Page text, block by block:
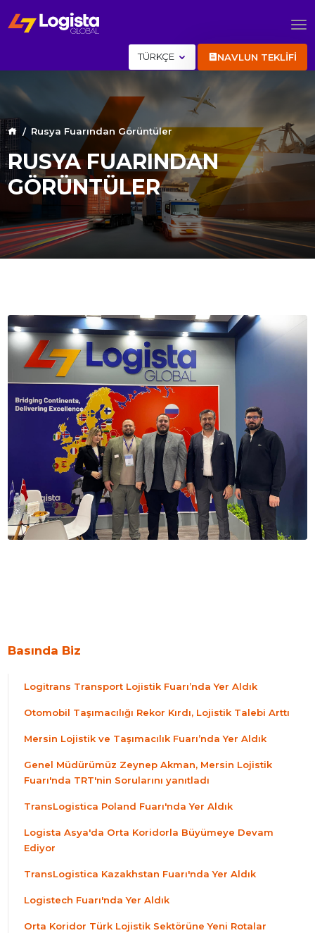
TÜRKÇE NAVLUN TEKLİFİ
Rusya Fuarından Görüntüler
RUSYA FUARINDAN
GÖRÜNTÜLER
Basında Biz
Logitrans Transport Lojistik Fuarı’nda Yer Aldık
Otomobil Taşımacılığı Rekor Kırdı, Lojistik Talebi Arttı
Mersin Lojistik ve Taşımacılık Fuarı’nda Yer Aldık
Genel Müdürümüz Zeynep Akman, Mersin Lojistik
Fuarı'nda TRT'nin Sorularını yanıtladı
TransLogistica Poland Fuarı'nda Yer Aldık
Logista Asya'da Orta Koridorla Büyümeye Devam
Ediyor
TransLogistica Kazakhstan Fuarı'nda Yer Aldık
Logistech Fuarı'nda Yer Aldık
Orta Koridor Türk Lojistik Sektörüne Yeni Rotalar